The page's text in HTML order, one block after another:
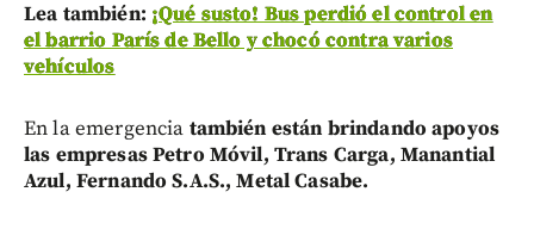
Lea también: ¡Qué susto! Bus perdió el control en
el barrio París de Bello y chocó contra varios
vehículos
En la emergencia también están brindando apoyos
las empresas Petro Móvil, Trans Carga, Manantial
Azul, Fernando S.A.S., Metal Casabe.